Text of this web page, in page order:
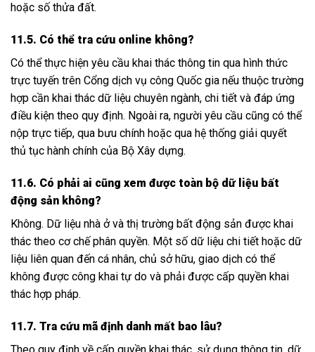
hoặc số thửa đất.
11.5. Có thể tra cứu online không?
Có thể thực hiện yêu cầu khai thác thông tin qua hình thức
trực tuyến trên Cổng dịch vụ công Quốc gia nếu thuộc trường
hợp cần khai thác dữ liệu chuyên ngành, chi tiết và đáp ứng
điều kiện theo quy định. Ngoài ra, người yêu cầu cũng có thể
nộp trực tiếp, qua bưu chính hoặc qua hệ thống giải quyết
thủ tục hành chính của Bộ Xây dựng.
11.6. Có phải ai cũng xem được toàn bộ dữ liệu bất
động sản không?
Không. Dữ liệu nhà ở và thị trường bất động sản được khai
thác theo cơ chế phân quyền. Một số dữ liệu chi tiết hoặc dữ
liệu liên quan đến cá nhân, chủ sở hữu, giao dịch có thể
không được công khai tự do và phải được cấp quyền khai
thác hợp pháp.
11.7. Tra cứu mã định danh mất bao lâu?
Theo quy định về cấp quyền khai thác, sử dụng thông tin, dữ